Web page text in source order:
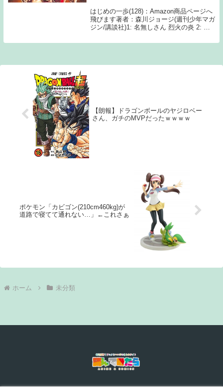
はじめの一歩(128)：Amazon商品ページへ
飛びます著者：森川ジョージ(週刊少年マガ
ジン/講談社)1: 名無しさん 烈火の炎 2: 名
ブリーチ 4: 名無しさん ONE PIECE
【朗報】ドラゴンボールのヤジロベー
さん、ガチのMVPだったｗｗｗｗ
ポケモン「カビゴン(210cm460kg)が
道路で寝てて通れない…」←これさぁ
ホーム 未分類